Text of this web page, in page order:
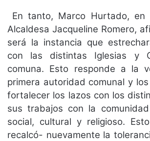
En tanto, Marco Hurtado, en
Alcaldesa Jacqueline Romero,
será la instancia que
con las distintas Iglesias y
comuna. Esto responde a la
primera autoridad comunal y
fortalecer los lazos con los
sus trabajos con la
social, cultural y religioso.
recalcó- nuevamente la